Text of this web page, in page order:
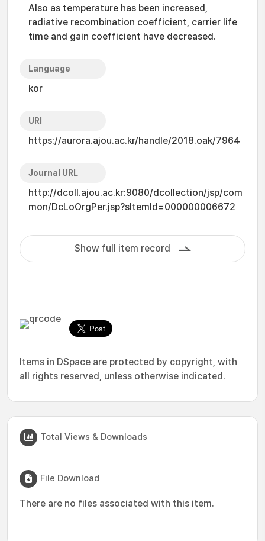
Also as temperature has been increased,
radiative recombination coefficient, carrier life
time and gain coefficient have decreased.
Language
kor
URI
https://aurora.ajou.ac.kr/handle/2018.oak/7964
Journal URL
http://dcoll.ajou.ac.kr:9080/dcollection/jsp/com
mon/DcLoOrgPer.jsp?sItemId=000000006672
Show full item record
Items in DSpace are protected by copyright, with
all rights reserved, unless otherwise indicated.
Total Views & Downloads
File Download
There are no files associated with this item.